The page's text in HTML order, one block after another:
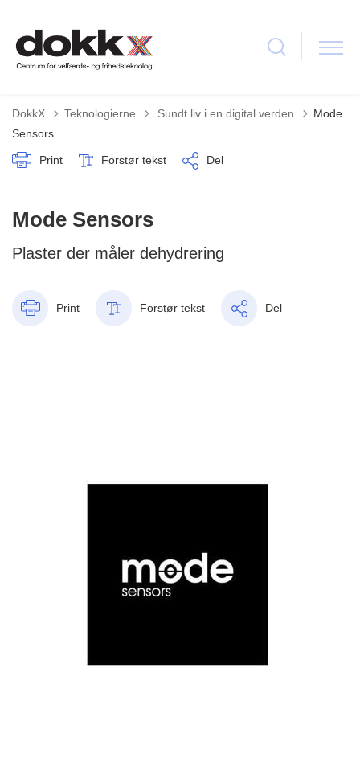
DokkX Teknologierne Tilbage til
Sundt liv i en digital verden
Mode
Sensors
Print Forstør tekst Del
Mode Sensors
Plaster der måler dehydrering
Print Forstør tekst Del